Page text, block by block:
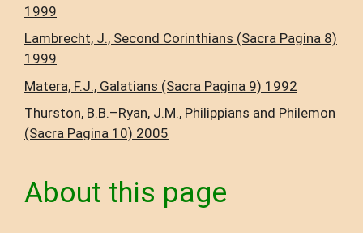
1999
Lambrecht, J., Second Corinthians (Sacra Pagina 8)
1999
Matera, F.J., Galatians (Sacra Pagina 9) 1992
Thurston, B.B.–Ryan, J.M., Philippians and Philemon
(Sacra Pagina 10) 2005
About this page